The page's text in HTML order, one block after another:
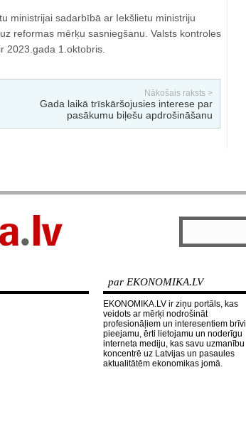
ministrijai sadarbībā ar Iekšlietu ministriju
reformas mērķu sasniegšanu. Valsts kontroles
2023.gada 1.oktobris.
Nākošais raksts >
Gada laikā trīskāršojusies interese par
pasākumu biļešu apdrošināšanu
par EKONOMIKA.LV
EKONOMIKA.LV ir ziņu portāls, kas
veidots ar mērķi nodrošināt
profesionāļiem un interesentiem brīvi
pieejamu, ērti lietojamu un noderīgu
interneta mediju, kas savu uzmanību
koncentrē uz Latvijas un pasaules
aktualitātēm ekonomikas jomā.